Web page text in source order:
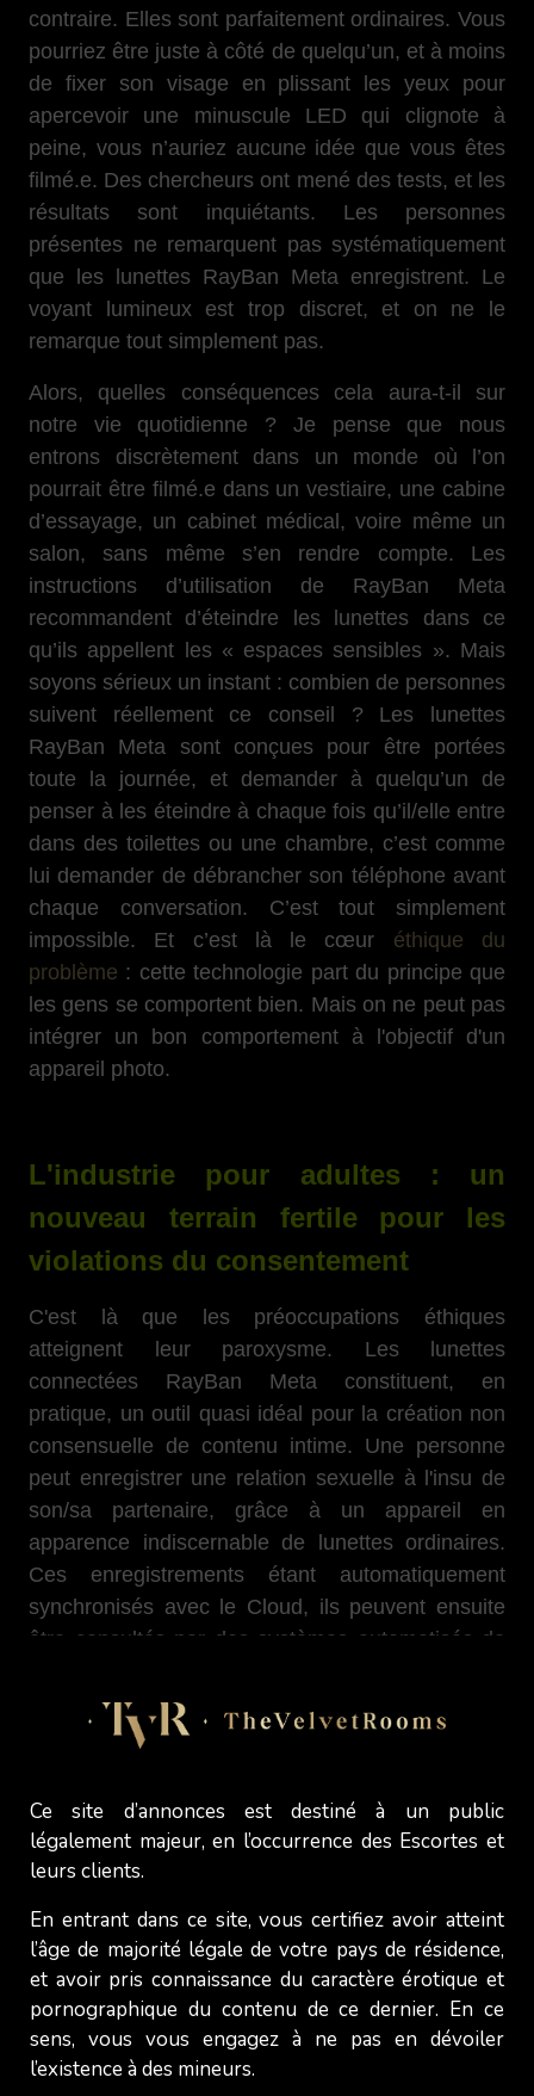
contraire. Elles sont parfaitement ordinaires. Vous
pourriez être juste à côté de quelqu’un, et à moins
de fixer son visage en plissant les yeux pour
apercevoir une minuscule LED qui clignote à
peine, vous n’auriez aucune idée que vous êtes
filmé.e. Des chercheurs ont mené des tests, et les
résultats sont inquiétants. Les personnes
présentes ne remarquent pas systématiquement
que les lunettes RayBan Meta enregistrent. Le
voyant lumineux est trop discret, et on ne le
remarque tout simplement pas.
Alors, quelles conséquences cela aura-t-il sur
notre vie quotidienne ? Je pense que nous
entrons discrètement dans un monde où l’on
pourrait être filmé.e dans un vestiaire, une cabine
d’essayage, un cabinet médical, voire même un
salon, sans même s’en rendre compte. Les
instructions d’utilisation de RayBan Meta
recommandent d’éteindre les lunettes dans ce
qu’ils appellent les « espaces sensibles ». Mais
soyons sérieux un instant : combien de personnes
suivent réellement ce conseil ? Les lunettes
RayBan Meta sont conçues pour être portées
toute la journée, et demander à quelqu’un de
penser à les éteindre à chaque fois qu’il/elle entre
dans des toilettes ou une chambre, c’est comme
lui demander de débrancher son téléphone avant
chaque conversation. C’est tout simplement
impossible. Et c’est là le cœur éthique du
problème : cette technologie part du principe que
les gens se comportent bien. Mais on ne peut pas
intégrer un bon comportement à l'objectif d'un
appareil photo.
L'industrie pour adultes : un
nouveau terrain fertile pour les
violations du consentement
C'est là que les préoccupations éthiques
atteignent leur paroxysme. Les lunettes
connectées RayBan Meta constituent, en
pratique, un outil quasi idéal pour la création non
consensuelle de contenu intime. Une personne
peut enregistrer une relation sexuelle à l'insu de
son/sa partenaire, grâce à un appareil en
apparence indiscernable de lunettes ordinaires.
Ces enregistrements étant automatiquement
synchronisés avec le Cloud, ils peuvent ensuite
être consultés par des systèmes automatisés de
traitants chargés du traitement des données, ou
stockés sur des serveurs aux politiques de
images privées peuvent se propager de manière
imprévue et sans autorisation.
Il ne s'agit pas de spéculations. De nombreux
rapports ont confirmé que du contenu
sexuellement explicite enregistré avec ces
lunettes a été intégré à des systèmes
d'entraînement d'intelligence artificielle. La
question de savoir si ces enregistrements ont été
téléchargés intentionnellement ou capturés sans
Ce site d’annonces est destiné à un public
légalement majeur, en l’occurrence des Escortes et
leurs clients.
En entrant dans ce site, vous certifiez avoir atteint
l’âge de majorité légale de votre pays de résidence,
et avoir pris connaissance du caractère érotique et
pornographique du contenu de ce dernier. En ce
sens, vous vous engagez à ne pas en dévoiler
l’existence à des mineurs.